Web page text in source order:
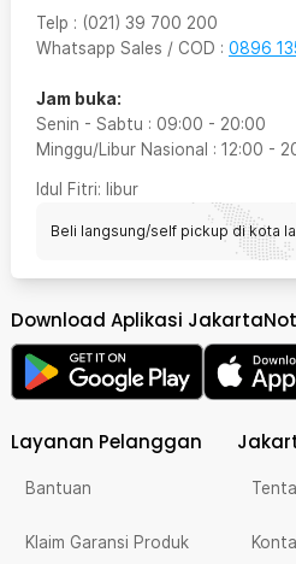
Telp : (021) 39 700 200
Whatsapp Sales / COD : 0896
Jam buka:
Senin - Sabtu : 09:00 - 20:00
Minggu/Libur Nasional : 12:00 -
Idul Fitri: libur
Beli langsung/self pickup di kota
Download Aplikasi
Layanan Pelanggan
Bantuan
Klaim Garansi Produk